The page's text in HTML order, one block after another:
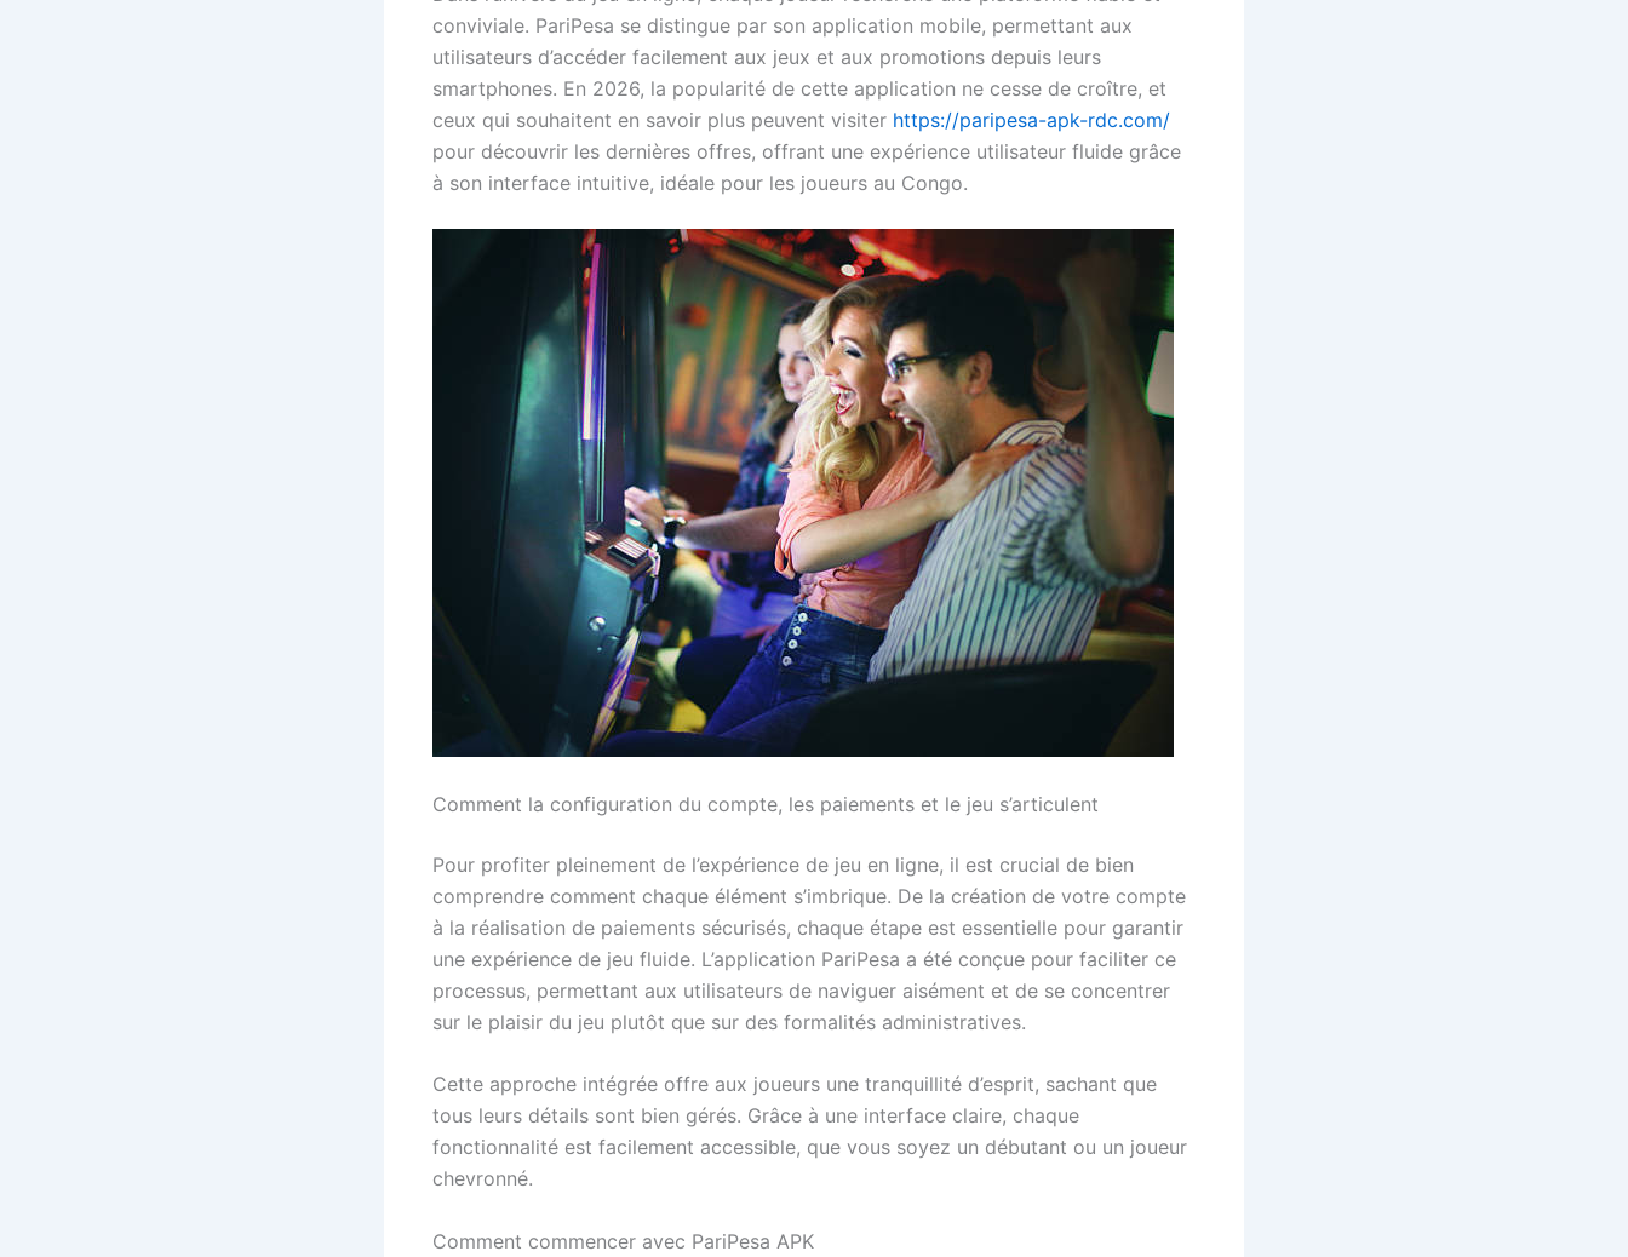
conviviale. PariPesa se distingue par son application mobile, permettant aux
utilisateurs d’accéder facilement aux jeux et aux promotions depuis leurs
smartphones. En 2026, la popularité de cette application ne cesse de croître, et
ceux qui souhaitent en savoir plus peuvent visiter https://paripesa-apk-rdc.com/
pour découvrir les dernières offres, offrant une expérience utilisateur fluide grâce
à son interface intuitive, idéale pour les joueurs au Congo.
Comment la configuration du compte, les paiements et le jeu s’articulent
Pour profiter pleinement de l’expérience de jeu en ligne, il est crucial de bien
comprendre comment chaque élément s’imbrique. De la création de votre compte
à la réalisation de paiements sécurisés, chaque étape est essentielle pour garantir
une expérience de jeu fluide. L’application PariPesa a été conçue pour faciliter ce
processus, permettant aux utilisateurs de naviguer aisément et de se concentrer
sur le plaisir du jeu plutôt que sur des formalités administratives.
Cette approche intégrée offre aux joueurs une tranquillité d’esprit, sachant que
tous leurs détails sont bien gérés. Grâce à une interface claire, chaque
fonctionnalité est facilement accessible, que vous soyez un débutant ou un joueur
chevronné.
Comment commencer avec PariPesa APK